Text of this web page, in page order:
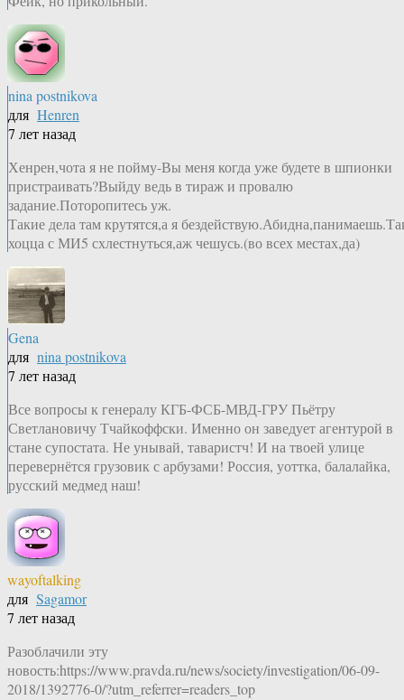
nina postnikova
для Henren
7 лет назад
Хенрен,чота я не пойму-Вы меня когда уже будете в шпионки
пристраивать?Выйду ведь в тираж и провалю
задание.Поторопитесь уж.
Такие дела там крутятся,а я
хоцца с МИ5 схлестнуться,аж чешусь.(во всех местах,да)
Gena
для nina postnikova
7 лет назад
Все вопросы к генералу КГБ-ФСБ-МВД-ГРУ Пьётру
Светлановичу Тчайкоффски. Именно он заведует агентурой в
стане супостата. Не унывай, таваристч! И на твоей улице
перевернётся грузовик с арбузами! Россия, уоттка, балалайка,
русский медмед наш!
wayoftalking
для Sagamor
7 лет назад
Разоблачили эту
новость:https://www.pravda.ru/news/society/investigation/06-09-
2018/1392776-0/?utm_referrer=readers_top